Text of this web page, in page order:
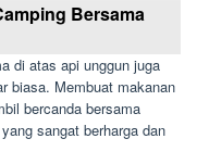
Bersama
di atas api unggun juga
biasa. Membuat makanan
bercanda bersama
sangat berharga dan